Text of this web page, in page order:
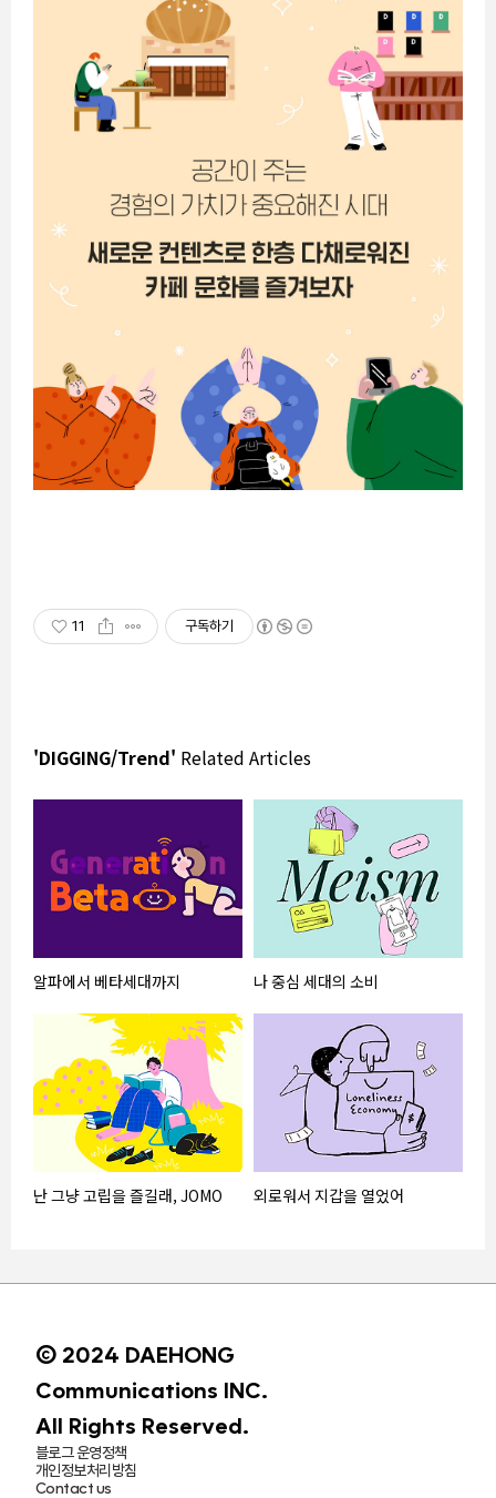
11 구독하기
'DIGGING/Trend' Related Articles
알파에서 베타세대까지 나 중심 세대의 소비
난 그냥 고립을 즐길래, JOMO 외로워서 지갑을 열었어
© 2024 DAEHONG
Communications INC.
All Rights Reserved.
블로그 운영정책
개인정보처리방침
Contact us